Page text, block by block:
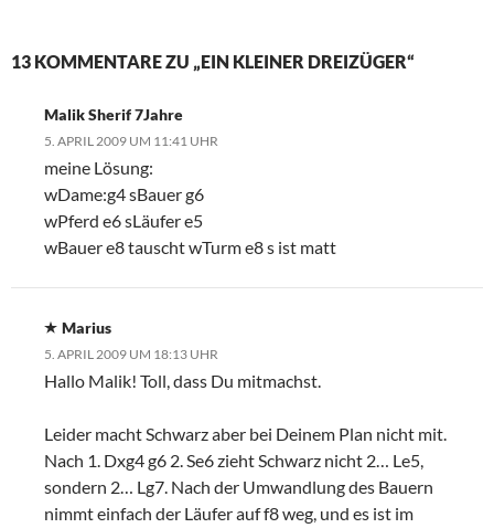
13 KOMMENTARE ZU „EIN KLEINER DREIZÜGER“
Malik Sherif 7Jahre
5. APRIL 2009 UM 11:41 UHR
meine Lösung:
wDame:g4 sBauer g6
wPferd e6 sLäufer e5
wBauer e8 tauscht wTurm e8 s ist matt
Marius
5. APRIL 2009 UM 18:13 UHR
Hallo Malik! Toll, dass Du mitmachst.
Leider macht Schwarz aber bei Deinem Plan nicht mit.
Nach 1. Dxg4 g6 2. Se6 zieht Schwarz nicht 2… Le5,
sondern 2… Lg7. Nach der Umwandlung des Bauern
nimmt einfach der Läufer auf f8 weg, und es ist im